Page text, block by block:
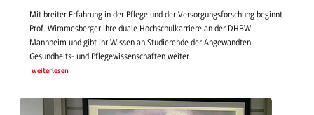
Mit breiter Erfahrung in der Pflege und der Versorgungsforschung beginnt
Prof. Wimmesberger ihre duale Hochschulkarriere an der DHBW
Mannheim und gibt ihr Wissen an Studierende der Angewandten
Gesundheits- und Pflegewissenschaften weiter.
weiterlesen